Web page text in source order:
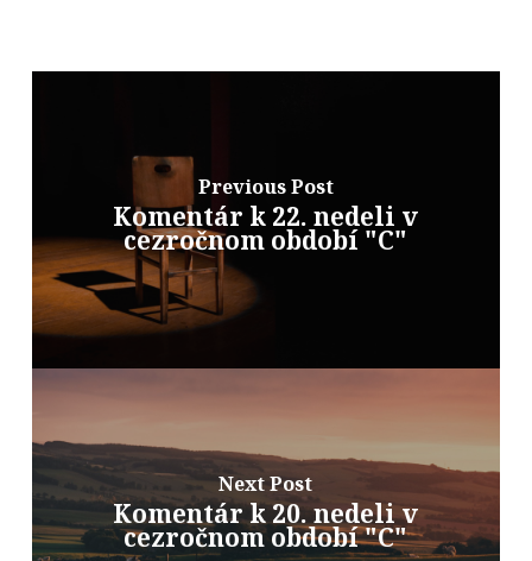
Previous Post
Komentár k 22. nedeli v
cezročnom období "C"
Next Post
Komentár k 20. nedeli v
cezročnom období "C"